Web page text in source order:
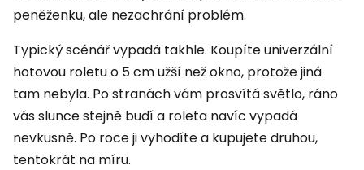
peněženku, ale nezachrání problém.
Typický scénář vypadá takhle. Koupíte univerzální
hotovou roletu o 5 cm užší než okno, protože jiná
tam nebyla. Po stranách vám prosvítá světlo, ráno
vás slunce stejně budí a roleta navíc vypadá
nevkusně. Po roce ji vyhodíte a kupujete druhou,
tentokrát na míru.